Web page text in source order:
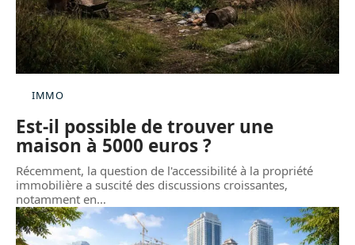
IMMO
Est-il possible de trouver une
maison à 5000 euros ?
Récemment, la question de l'accessibilité à la propriété
immobilière a suscité des discussions croissantes,
notamment en…